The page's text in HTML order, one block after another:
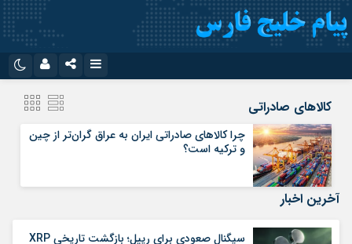
سروش
ایتا
آپارات
رمز عبور
کالاهای صادراتی
چرا کالاهای صادراتی ایران به عراق گران‌تر از چین
و ترکیه است؟
آخرین اخبار
سیگنال صعودی برای ریپل؛ بازگشت تاریخی XRP